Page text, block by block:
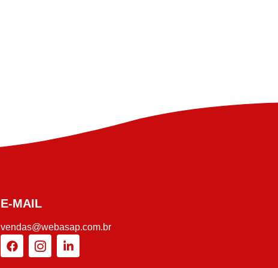
E-MAIL
vendas@webasap.com.br